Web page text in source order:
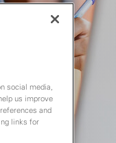
social media,
us improve
and
links for